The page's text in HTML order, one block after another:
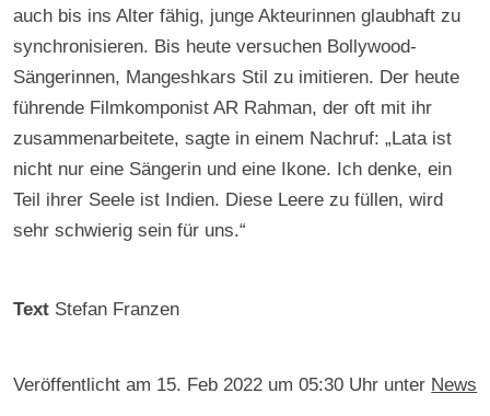
auch bis ins Alter fähig, junge Akteurinnen glaubhaft zu
synchronisieren. Bis heute versuchen Bollywood-
Sängerinnen, Mangeshkars Stil zu imitieren. Der heute
führende Filmkomponist AR Rahman, der oft mit ihr
zusammenarbeitete, sagte in einem Nachruf: „Lata ist
nicht nur eine Sängerin und eine Ikone. Ich denke, ein
Teil ihrer Seele ist Indien. Diese Leere zu füllen, wird
sehr schwierig sein für uns.“
Text Stefan Franzen
Veröffentlicht am 15. Feb 2022 um 05:30 Uhr unter News